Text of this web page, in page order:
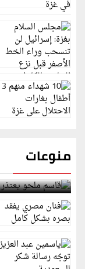
منوعات
قاسم ملحو يعتذر